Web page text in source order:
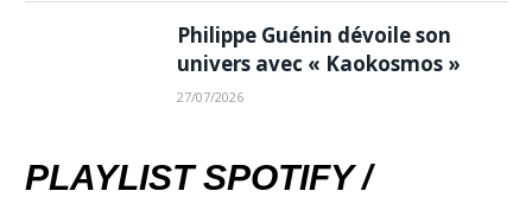
Philippe Guénin dévoile son
univers avec « Kaokosmos »
27/07/2026
PLAYLIST SPOTIFY /